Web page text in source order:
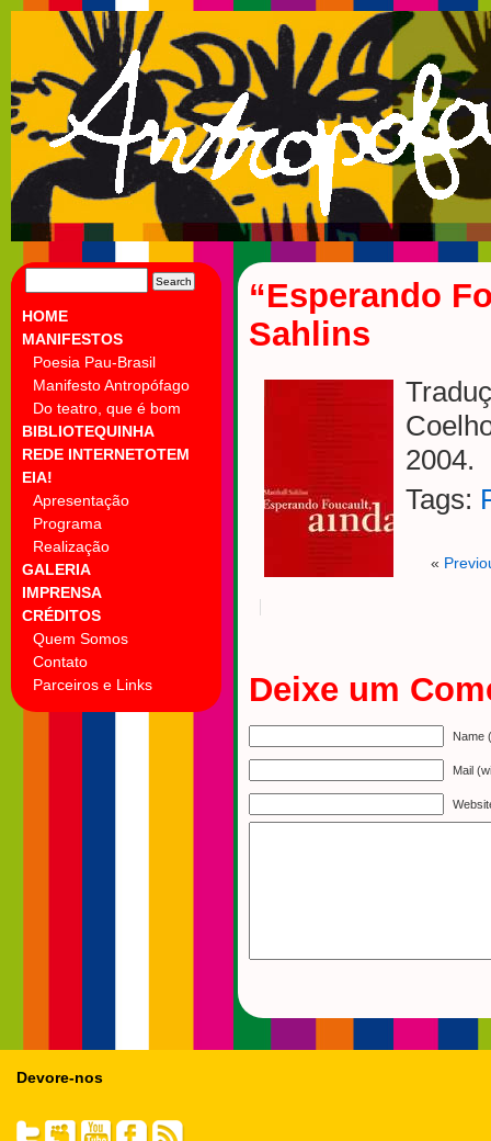
FOR:
HOME
MANIFESTOS
Poesia Pau-Brasil
Manifesto Antropófago
Do teatro, que é bom
BIBLIOTEQUINHA
REDE INTERNETOTEM
EIA!
Apresentação
Programa
Realização
GALERIA
IMPRENSA
CRÉDITOS
Quem Somos
Contato
Parceiros e Links
“Esperando
Sahlins
2004.
Tags:
«
Deixe um
Name
Mail
Devore-nos